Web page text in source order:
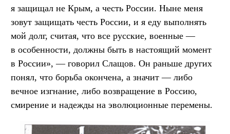
я защищал не Крым, а честь России. Ныне меня
зовут защищать честь России, и я еду выполнять
мой долг, считая, что все русские, военные —
в особенности, должны быть в настоящий момент
в России», — говорил Слащов. Он раньше других
понял, что борьба окончена, а значит — либо
вечное изгнание, либо возвращение в Россию,
смирение и надежды на эволюционные перемены.